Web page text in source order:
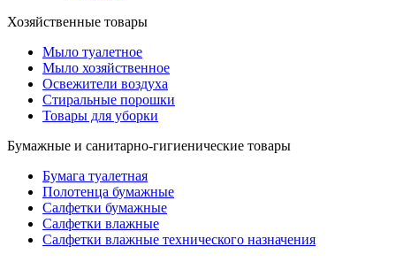
Хозяйственные товары
Мыло туалетное
Мыло хозяйственное
Освежители воздуха
Стиральные порошки
Товары для уборки
Бумажные и санитарно-гигиенические товары
Бумага туалетная
Полотенца бумажные
Салфетки бумажные
Салфетки влажные
Салфетки влажные технического назначения